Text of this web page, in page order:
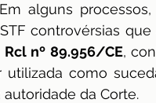
alguns
controvérsias
Rcl nº 89.956/CE,
como
da Corte.